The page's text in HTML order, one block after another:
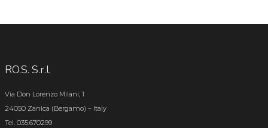
RO.S. S.r.l.
Via Don Lorenzo Milani, 1
24050 Zanica (Bergamo) – Italy
Tel. 035.670299